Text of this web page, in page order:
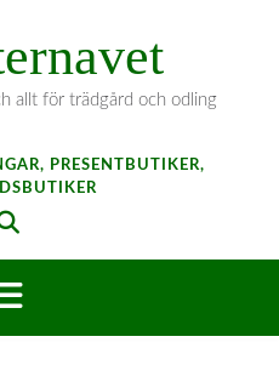
allt för trädgård och odling
PRESENTBUTIKER,